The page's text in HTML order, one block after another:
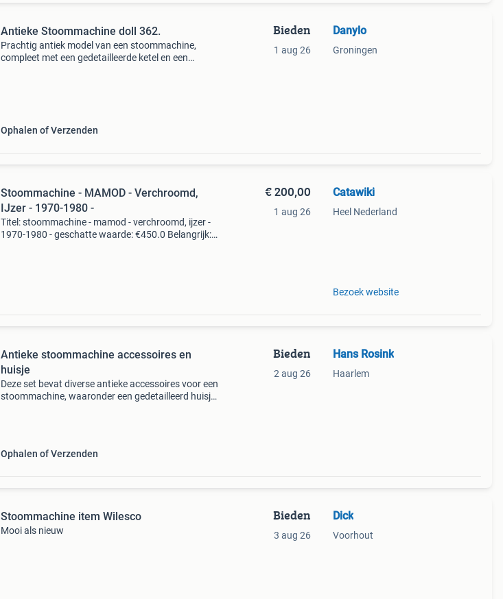
Antieke Stoommachine doll 362.
Prachtig antiek model van een stoommachine,
compleet met een gedetailleerde ketel en een
Ophalen of Verzenden
Bieden
1 aug 26
Danylo
Groningen
Stoommachine - MAMOD - Verchroomd,
IJzer - 1970-1980 -
Titel: stoommachine - mamod - verchroomd, ijzer -
1970-1980 - geschatte waarde: €450.0 Belangrijk:
€ 200,00
1 aug 26
Catawiki
Heel Nederland
Bezoek website
Antieke stoommachine accessoires en
huisje
Deze set bevat diverse antieke accessoires voor een
stoommachine, waaronder een gedetailleerd huisje
Ophalen of Verzenden
Bieden
2 aug 26
Hans Rosink
Haarlem
Stoommachine item Wilesco
Mooi als nieuw
Bieden
3 aug 26
Dick
Voorhout